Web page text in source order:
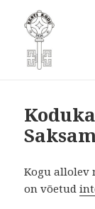
MTÜ
Kogu allolev
on võetud